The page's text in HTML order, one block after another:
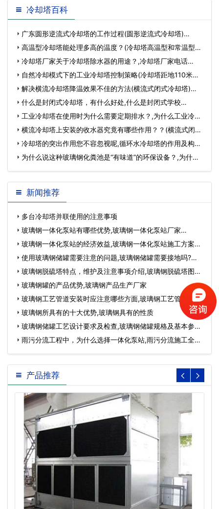
冷却塔百科
广东圆形逆流式冷却塔的工作过程(圆形逆流式冷却塔)…
高温型冷却塔能处理多高的温度？(冷却塔高温型和常温型的
区别)…
冷却塔厂家关于冷却塔除水器的用途？,冷却塔厂家电话…
自然冷却模式下的工业冷却塔控制策略(冷却塔距地110米冷
却水泵要多少…
解决横流冷却塔降温效果不佳的方法(横流式闭式冷却塔)…
什么是封闭式冷却塔，有什么好处,什么是封闭式学校…
工业冷却塔在使用时为什么需要定期排水？,为什么工业冷却
塔要加水…
横流冷却塔上安装的收水器究竟有哪些作用？？(横流式闭式
冷却塔)…
冷却塔的突出作用您不容忽视呢,循环水冷却塔的作用及构
成…为什么说这种玻璃钢化粪池是“有味道”的环保设备？,为什么
说抖s都是玻…
新闻推荐
多台冷却塔并联使用的注意事项
玻璃钢一体化泵站有哪些优势,玻璃钢一体化泵站厂家…
玻璃钢一体化泵站的经济效益,玻璃钢一体化泵站施工方案…
使用玻璃钢储罐需要注意的问题,玻璃钢储罐需要接地吗?…
玻璃钢脱硫塔特点，维护及注意事项介绍,玻璃钢脱硫塔图
片…玻璃钢罐的产品优势,玻璃钢产品生产厂家
玻璃钢工艺管道安装时应注意哪些方面,玻璃钢工艺管道安
装…玻璃钢所具有的十大优势,玻璃钢具有的性质
玻璃钢储罐工艺设计要求及检查,玻璃钢储罐规格及基本参
数…雨污分流工程中，为什么选择一体化泵站,雨污分流施工全过
程…
产品推荐